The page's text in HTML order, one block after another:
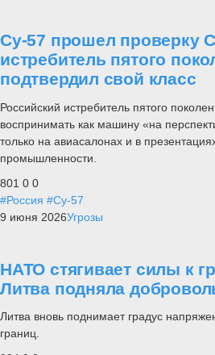
Су-57 прошел проверку
истребитель пятого
подтвердил свой класс
Российский истребитель пятого
воспринимать как машину «на
только на авиасалонах и в
промышленности.
801 0 0
#Россия #Су-57
9 июня 2026Угрозы
НАТО стягивает силы к
Литва подняла
Литва вновь поднимает градус
границ.